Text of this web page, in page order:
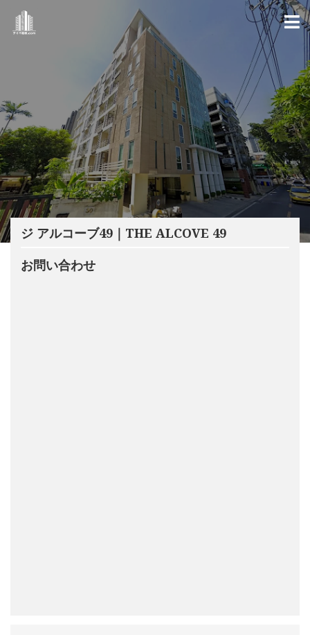
ジ アルコーブ49｜THE ALCOVE 49
お問い合わせ